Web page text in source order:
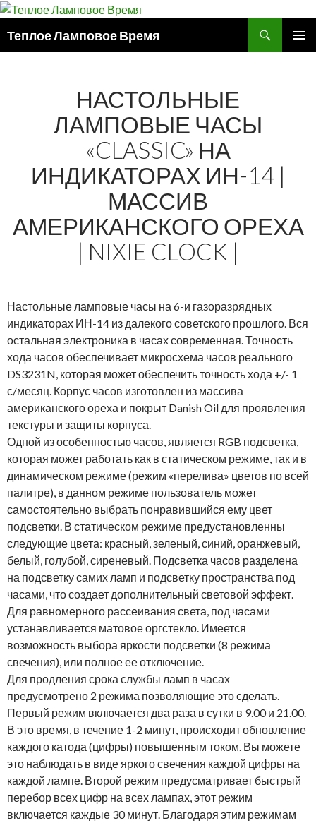
Теплое Ламповое Время
НАСТОЛЬНЫЕ
ЛАМПОВЫЕ ЧАСЫ
«CLASSIC» НА
ИНДИКАТОРАХ ИН-14 |
МАССИВ
АМЕРИКАНСКОГО ОРЕХА
| NIXIE CLOCK |
Настольные ламповые часы на 6-и газоразрядных
индикаторах ИН-14 из далекого советского прошлого. Вся
остальная электроника в часах современная. Точность
хода часов обеспечивает микросхема часов реального
DS3231N, которая может обеспечить точность хода +/- 1
с/месяц. Корпус часов изготовлен из массива
американского ореха и покрыт Danish Oil для проявления
текстуры и защиты корпуса.
Одной из особенностью часов, является RGB подсветка,
которая может работать как в статическом режиме, так и в
динамическом режиме (режим «перелива» цветов по всей
палитре), в данном режиме пользователь может
самостоятельно выбрать понравившийся ему цвет
подсветки. В статическом режиме предустановленны
следующие цвета: красный, зеленый, синий, оранжевый,
белый, голубой, сиреневый. Подсветка часов разделена
на подсветку самих ламп и подсветку пространства под
часами, что создает дополнительный световой эффект.
Для равномерного рассеивания света, под часами
устанавливается матовое оргстекло. Имеется
возможность выбора яркости подсветки (8 режима
свечения), или полное ее отключение.
Для продления срока службы ламп в часах
предусмотрено 2 режима позволяющие это сделать.
Первый режим включается два раза в сутки в 9.00 и 21.00.
В это время, в течение 1-2 минут, происходит обновление
каждого катода (цифры) повышенным током. Вы можете
это наблюдать в виде яркого свечения каждой цифры на
каждой лампе. Второй режим предусматривает быстрый
перебор всех цифр на всех лампах, этот режим
включается каждые 30 минут. Благодаря этим режимам